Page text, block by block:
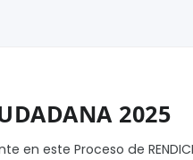
2025
en este Proceso de